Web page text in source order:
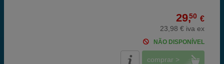
29,50 €
23,98 € iva ex
NÃO DISPONÍVEL
comprar >